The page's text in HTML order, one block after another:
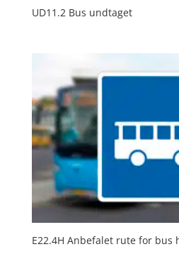
UD11.2 Bus undtaget
E22.4H Anbefalet rute for bus